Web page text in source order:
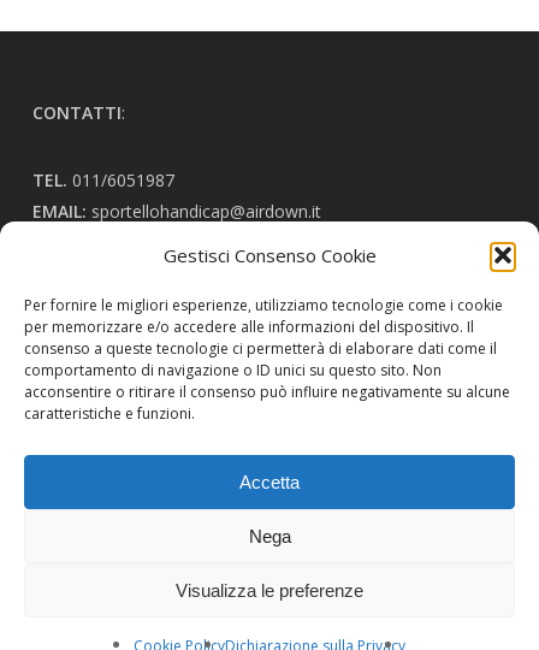
Gestisci Consenso Cookie
Per fornire le migliori esperienze, utilizziamo tecnologie come i cookie
per memorizzare e/o accedere alle informazioni del dispositivo. Il
consenso a queste tecnologie ci permetterà di elaborare dati come il
comportamento di navigazione o ID unici su questo sito. Non
acconsentire o ritirare il consenso può influire negativamente su alcune
caratteristiche e funzioni.
Accetta
Nega
Visualizza le preferenze
Cookie PolicyDichiarazione sulla Privacy
CONTATTI:
TEL. 011/6051987
EMAIL: sportellohandicap@airdown.it
Martedì: 16:00 - 18:00
Giovedì: 16:00 - 19:00